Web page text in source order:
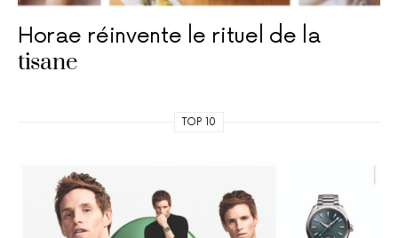
Horae réinvente le rituel de la
tisane
TOP 10